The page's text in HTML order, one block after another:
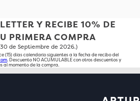
Y RECIBE 10% DE
PRIMERA COMPRA
de Septiembre de 2026.)
(15) días calendario siguientes a la fecha de recibo del
. Descuento NO ACUMULABLE con otros descuentos y
al momento de la compra.